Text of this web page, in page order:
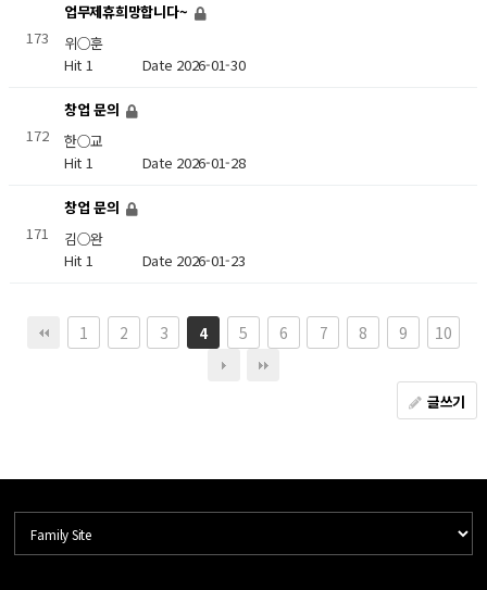
173
업무제휴희망합니다~
위○훈
Hit 1 Date 2026-01-30
172
창업 문의
한○교
Hit 1 Date 2026-01-28
171
창업 문의
김○완
Hit 1 Date 2026-01-23
1 2 3 4 5 6 7 8 9 10
글쓰기